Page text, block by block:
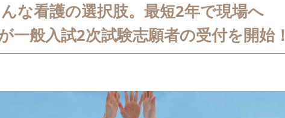
な看護の選択肢。最短2年で現場へ
一般入試2次試験志願者の受付を開始！